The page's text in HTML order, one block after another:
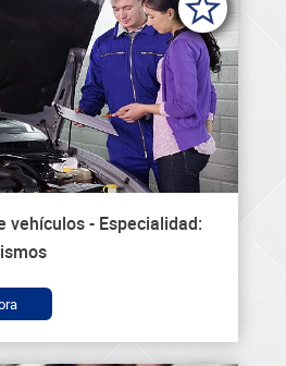
vehículos - Especialidad: